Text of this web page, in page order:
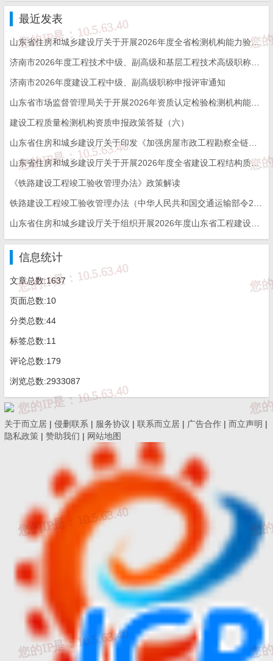
附件1
检验检测机构能力验证项目申报具体流程
1.能力验证项目申报基于山东省智慧鲁检监管服务平台进行
操作，在浏览器地址栏里输入山东省智慧鲁检监管服务平台地址：
ttp://218.57.139.25/zhlj/ 。在平台首页，找到“能力验证项目申报”
目，点击该栏目。
2.进入山东省统一身份认证平台，需要法人账号登录，点
3.系统登录方式
（1）使用用户密码的方式进行登录，输入登录名、密码和验
证码，点击登陆按钮。
（2）使用短信验证码的方式进行登录，输入统一社会信用代
码、手机号码、验证码，获取验证码，获取到验证码后，输入验证
码，点击登陆按钮。
（3）使用电子营业执照的方式进行登录，使用“电子营业执
照”APP或微信小程序进行扫码确认。
最近发表
山东省住房和城乡建设厅关于开展2026年度全省检测机构能力验证工作的通知
济南市2026年度建设工程中级、副高级职称申报评审通知
建设工程质量检测机构资质申报政策答疑（六）
山东省住房和城乡建设厅关于开展2026年度全省建设工程结构质量评价工作的通知
《铁路建设工程竣工验收管理办法》政策解读
信息统计
文章总数:1637
页面总数:10
分类总数:44
标签总数:11
评论总数:179
浏览总数:2933087
关于而立居 | 侵删联系 | 服务协议 | 联系而立居 | 广告合作 | 而立声明 |
隐私政策 | 赞助我们 | 网站地图